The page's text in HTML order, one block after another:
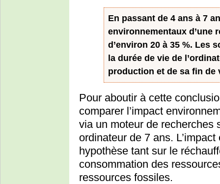
En passant de 4 ans à 7
environnementaux d’une
d’environ 20 à 35 %. Les
la durée de vie de
production et de sa fin de
Pour aboutir à cette
comparer l’impact
via un moteur de recherches
ordinateur de 7 ans.
hypothèse tant sur le
consommation des
ressources fossiles.